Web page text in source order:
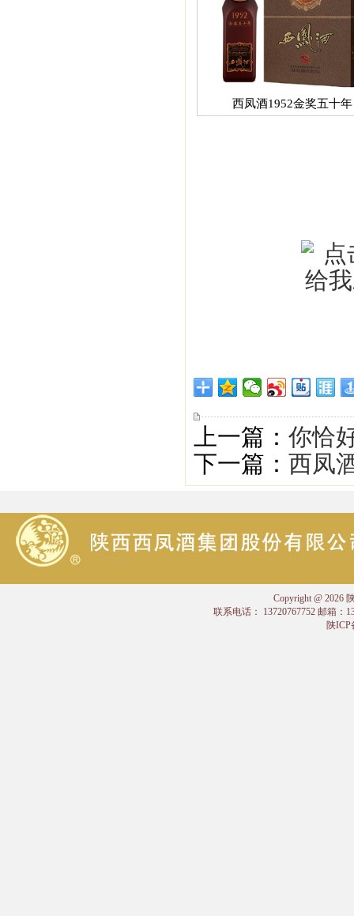
西凤酒1952金奖五十年
上一篇： 你恰
下一篇： 西凤
Copyright @ 2026
联系电话： 13720767752 邮箱：
陕ICP